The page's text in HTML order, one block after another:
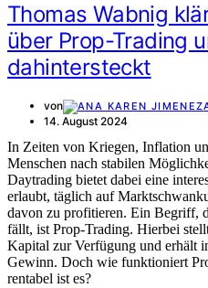
Thomas Wabnig
über Prop-Trading
dahintersteckt
von
14. August 2024
In Zeiten von Kriegen, Inflation
Menschen nach stabilen
Daytrading bietet dabei eine
erlaubt, täglich auf
davon zu profitieren. Ein Begriff,
fällt, ist Prop-Trading. Hierbei
Kapital zur Verfügung und erhält
Gewinn. Doch wie funktioniert
rentabel ist es?